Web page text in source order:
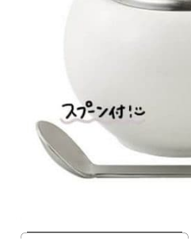
╭━━━━━━━━━━━━━━╮